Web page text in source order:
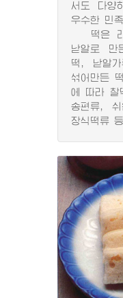
서도 다양
우수한 민
떡은 리
낟알로 만
떡, 낟알
섞어만든
에 따라 찰
송편류,
장식떡류